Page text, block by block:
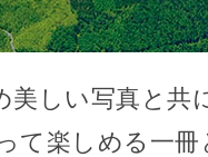
美しい写真と共
て楽しめる一